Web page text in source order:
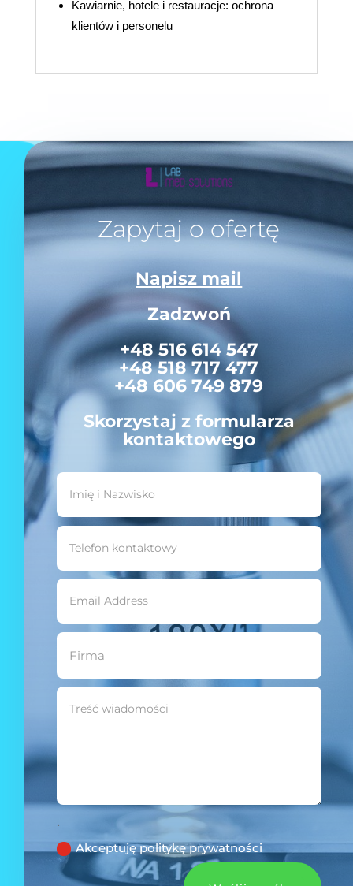
Kawiarnie, hotele i restauracje: ochrona
klientów i personelu
Zapytaj o ofertę
Napisz mail
Zadzwoń
+48 516 614 547
+48 518 717 477
+48 606 749 879
Skorzystaj z formularza
kontaktowego
.
Akceptuję politykę prywatności